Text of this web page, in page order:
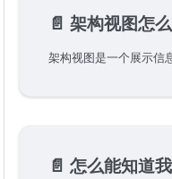
📄️ 架构视图怎
📄️ 怎么能知道我